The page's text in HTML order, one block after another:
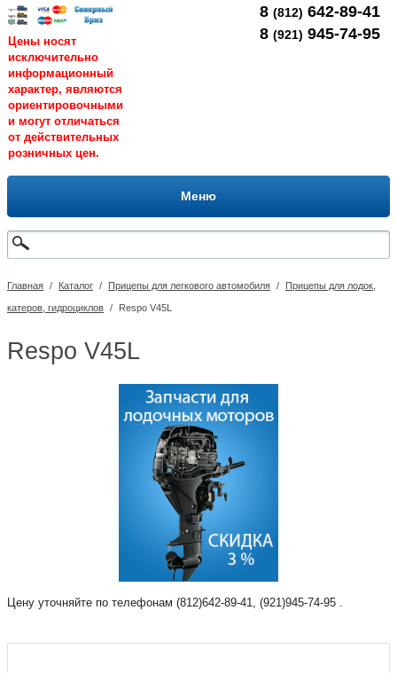
Цены носят
исключительно
информационный
характер, являются
ориентировочными
и могут отличаться
от действительных
розничных цен.
8 (812) 642-89-41
8 (921) 945-74-95
Меню
Главная / Каталог / Прицепы для легкового автомобиля / Прицепы для лодок,
катеров, гидроциклов / Respo V45L
Respo V45L
Цену уточняйте по телефонам (812)642-89-41, (921)945-74-95 .